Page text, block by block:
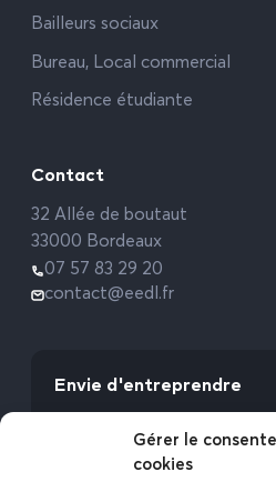
Gérer le
cookies
Bailleurs sociaux
Bureau, Local commercial
Résidence étudiante
Contact
32 Allée de boutaut
33000 Bordeaux
07 57 83 29 20
contact@eedl.fr
Envie d'entreprendre
avec l’Expert Etat des Lieux